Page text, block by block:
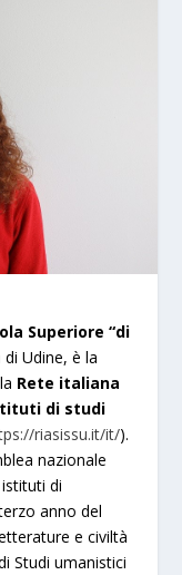
Superiore “di
di Udine, è la
Rete italiana
di studi
riasissu.it/it/).
nazionale
di
anno del
e civiltà
Studi umanistici